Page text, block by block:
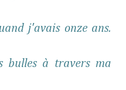
j'avais onze ans.
bulles à travers ma